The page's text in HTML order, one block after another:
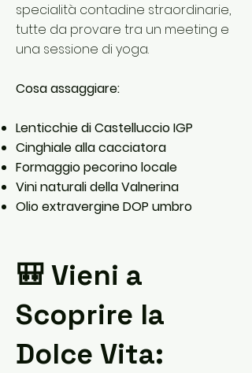
specialità contadine straordinarie,
tutte da provare tra un meeting e
una sessione di yoga.
Cosa assaggiare:
Lenticchie di Castelluccio IGP
Cinghiale alla cacciatora
Formaggio pecorino locale
Vini naturali della Valnerina
Olio extravergine DOP umbro
🎒 Vieni a
Scoprire la
Dolce Vita: